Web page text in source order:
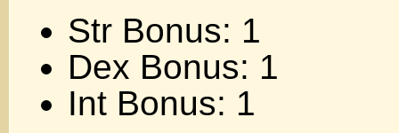
Str Bonus: 1
Dex Bonus: 1
Int Bonus: 1